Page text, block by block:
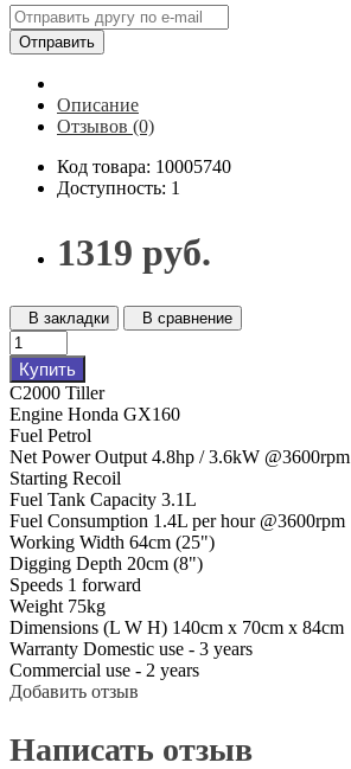
Отправить
Описание
Отзывов (0)
Код товара: 10005740
Доступность: 1
1319 руб.
В закладки В сравнение
Купить
C2000 Tiller
Engine Honda GX160
Fuel Petrol
Net Power Output 4.8hp / 3.6kW @3600rpm
Starting Recoil
Fuel Tank Capacity 3.1L
Fuel Consumption 1.4L per hour @3600rpm
Working Width 64cm (25")
Digging Depth 20cm (8")
Speeds 1 forward
Weight 75kg
Dimensions (L W H) 140cm x 70cm x 84cm
Warranty Domestic use - 3 years
Commercial use - 2 years
Добавить отзыв
Написать отзыв